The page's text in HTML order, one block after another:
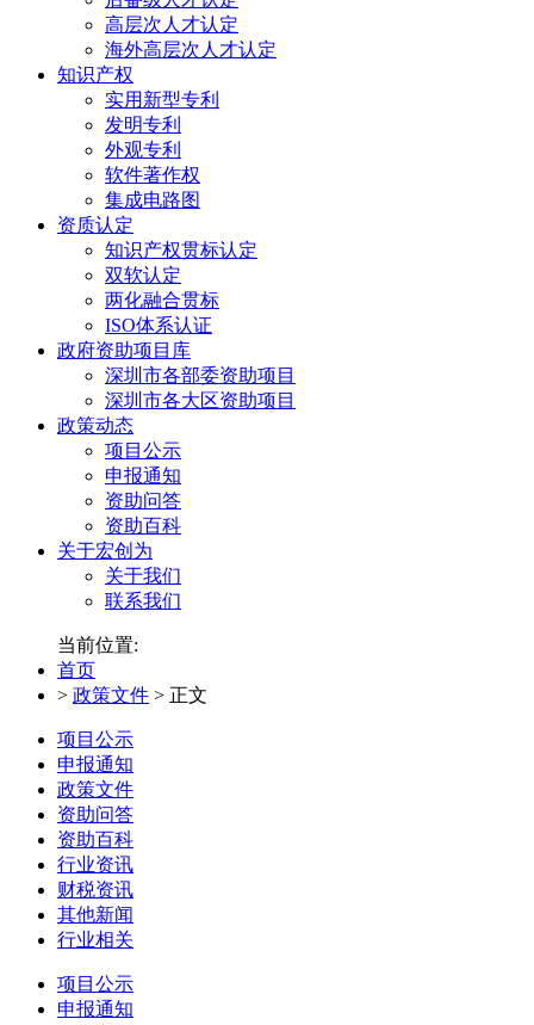
高层次人才认定
海外高层次人才认定
知识产权
实用新型专利
发明专利
外观专利
软件著作权
集成电路图
资质认定
知识产权贯标认定
双软认定
两化融合贯标
ISO体系认证
政府资助项目库
深圳市各部委资助项目
深圳市各大区资助项目
政策动态
项目公示
申报通知
资助问答
资助百科
关于宏创为
关于我们
联系我们
当前位置:
首页
> 政策文件 > 正文
项目公示
申报通知
政策文件
资助问答
资助百科
行业资讯
财税资讯
其他新闻
行业相关
项目公示
申报通知